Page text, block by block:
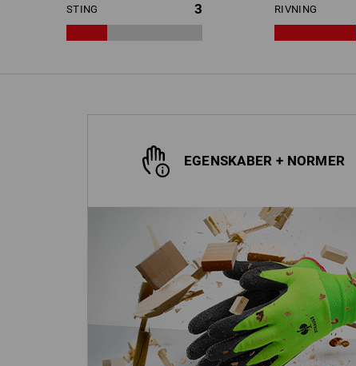
STING 3 RIVNING
EGENSKABER + NORMER